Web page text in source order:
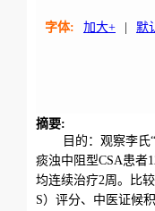
字体:
加大+ 默
摘要:
目的：观察李氏
痰浊中阻型CSA患者
均连续治疗2周。比
S）评分、中医证候